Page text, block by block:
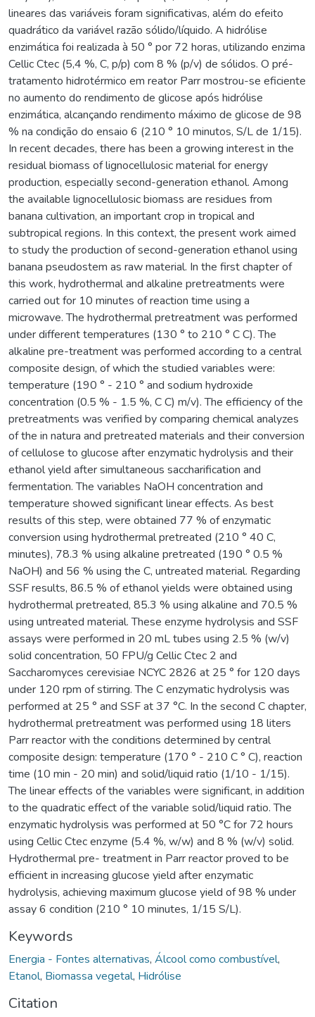
lineares das variáveis foram significativas, além do efeito
quadrático da variável razão sólido/líquido. A hidrólise
enzimática foi realizada à 50 ° por 72 horas, utilizando enzima
Cellic Ctec (5,4 %, C, p/p) com 8 % (p/v) de sólidos. O pré-
tratamento hidrotérmico em reator Parr mostrou-se eficiente
no aumento do rendimento de glicose após hidrólise
enzimática, alcançando rendimento máximo de glicose de 98
% na condição do ensaio 6 (210 ° 10 minutos, S/L de 1/15).
In recent decades, there has been a growing interest in the
residual biomass of lignocellulosic material for energy
production, especially second-generation ethanol. Among
the available lignocellulosic biomass are residues from
banana cultivation, an important crop in tropical and
subtropical regions. In this context, the present work aimed
to study the production of second-generation ethanol using
banana pseudostem as raw material. In the first chapter of
this work, hydrothermal and alkaline pretreatments were
carried out for 10 minutes of reaction time using a
microwave. The hydrothermal pretreatment was performed
under different temperatures (130 ° to 210 ° C C). The
alkaline pre-treatment was performed according to a central
composite design, of which the studied variables were:
temperature (190 ° - 210 ° and sodium hydroxide
concentration (0.5 % - 1.5 %, C C) m/v). The efficiency of the
pretreatments was verified by comparing chemical analyzes
of the in natura and pretreated materials and their conversion
of cellulose to glucose after enzymatic hydrolysis and their
ethanol yield after simultaneous saccharification and
fermentation. The variables NaOH concentration and
temperature showed significant linear effects. As best
results of this step, were obtained 77 % of enzymatic
conversion using hydrothermal pretreated (210 ° 40 C,
minutes), 78.3 % using alkaline pretreated (190 ° 0.5 %
NaOH) and 56 % using the C, untreated material. Regarding
SSF results, 86.5 % of ethanol yields were obtained using
hydrothermal pretreated, 85.3 % using alkaline and 70.5 %
using untreated material. These enzyme hydrolysis and SSF
assays were performed in 20 mL tubes using 2.5 % (w/v)
solid concentration, 50 FPU/g Cellic Ctec 2 and
Saccharomyces cerevisiae NCYC 2826 at 25 ° for 120 days
under 120 rpm of stirring. The C enzymatic hydrolysis was
performed at 25 ° and SSF at 37 °C. In the second C chapter,
hydrothermal pretreatment was performed using 18 liters
Parr reactor with the conditions determined by central
composite design: temperature (170 ° - 210 C ° C), reaction
time (10 min - 20 min) and solid/liquid ratio (1/10 - 1/15).
The linear effects of the variables were significant, in addition
to the quadratic effect of the variable solid/liquid ratio. The
enzymatic hydrolysis was performed at 50 °C for 72 hours
using Cellic Ctec enzyme (5.4 %, w/w) and 8 % (w/v) solid.
Hydrothermal pre- treatment in Parr reactor proved to be
efficient in increasing glucose yield after enzymatic
hydrolysis, achieving maximum glucose yield of 98 % under
assay 6 condition (210 ° 10 minutes, 1/15 S/L).
Keywords
Energia - Fontes alternativas, Álcool como combustível,
Etanol, Biomassa vegetal, Hidrólise
Citation